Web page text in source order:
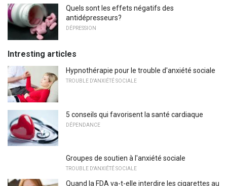
Quels sont les effets négatifs des
antidépresseurs?
DÉPRESSION
Intresting articles
Hypnothérapie pour le trouble d'anxiété sociale
TROUBLE D'ANXIÉTÉ SOCIALE
5 conseils qui favorisent la santé cardiaque
DÉPENDANCE
Groupes de soutien à l'anxiété sociale
TROUBLE D'ANXIÉTÉ SOCIALE
Quand la FDA va-t-elle interdire les cigarettes au